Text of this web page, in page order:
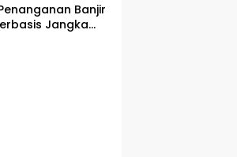
Banjir
Jangka